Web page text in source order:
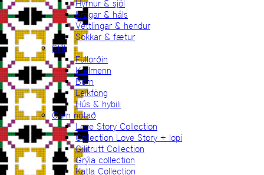
Hyrnur & sjöl
Kragar & háls
Vettlingar & hendur
Sokkar & fætur
Stíll
Fullorðin
Karlmenn
Börn
Leikföng
Hús & hybili
Garn notað
Love Story Collection
Collection Love Story + lopi
Gilitrutt Collection
Grýla collection
Katla Collection